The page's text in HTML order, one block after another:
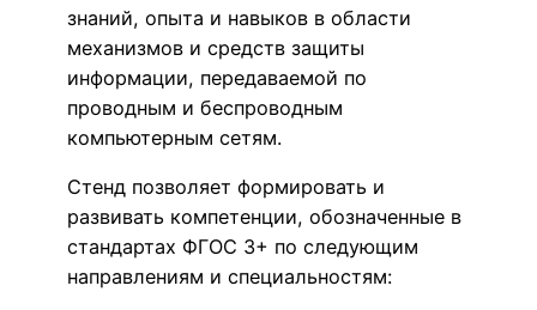
знаний, опыта и навыков в области
механизмов и средств защиты
информации, передаваемой по
проводным и беспроводным
компьютерным сетям.
Стенд позволяет формировать и
развивать компетенции, обозначенные в
стандартах ФГОС 3+ по следующим
направлениям и специальностям: